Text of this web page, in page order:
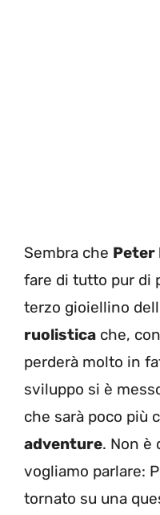
Sembra che Peter
fare di tutto pur di
terzo gioiellino
ruolistica che,
perderà molto in
sviluppo si è
che sarà poco più
adventure. Non è
vogliamo parlare:
tornato su una